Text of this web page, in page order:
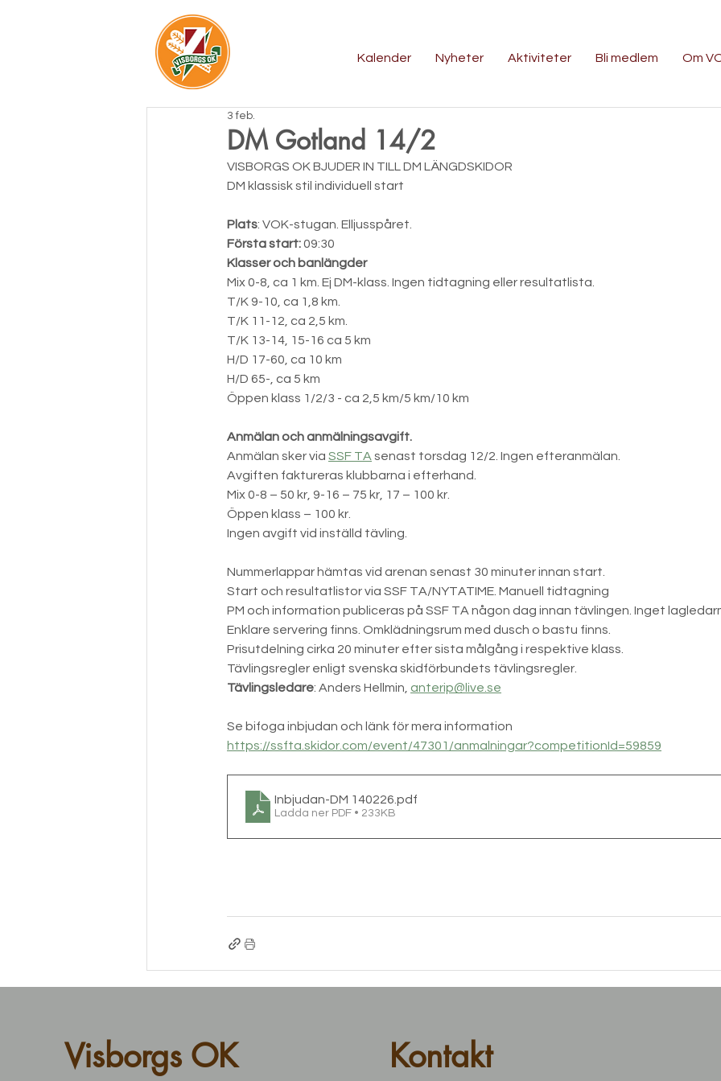
Kalender Nyheter Aktiviteter Bli medlem Om
DM Gotland 14/2
3 feb.
VISBORGS OK BJUDER IN TILL DM LÄNGDSKIDOR
DM klassisk stil individuell start
Plats: VOK-stugan. Elljusspåret.
Första start: 09:30
Klasser och banlängder
Mix 0-8, ca 1 km. Ej DM-klass. Ingen tidtagning eller resultatlista.
T/K 9-10, ca 1,8 km.
T/K 11-12, ca 2,5 km.
T/K 13-14, 15-16 ca 5 km
H/D 17-60, ca 10 km
H/D 65-, ca 5 km
Öppen klass 1/2/3 - ca 2,5 km/5 km/10 km
Anmälan och anmälningsavgift.
Anmälan sker via SSF TA senast torsdag 12/2. Ingen efteranmälan.
Avgiften faktureras klubbarna i efterhand.
Mix 0-8 – 50 kr, 9-16 – 75 kr, 17 – 100 kr.
Öppen klass – 100 kr.
Ingen avgift vid inställd tävling.
Nummerlappar hämtas vid arenan senast 30 minuter innan start.
Start och resultatlistor via SSF TA/NYTATIME. Manuell tidtagning
PM och information publiceras på SSF TA någon dag innan tävlingen. Inget
Enklare servering finns. Omklädningsrum med dusch o bastu finns.
Prisutdelning cirka 20 minuter efter sista målgång i respektive klass.
Tävlingsregler enligt svenska skidförbundets tävlingsregler.
Tävlingsledare: Anders Hellmin, anterip@live.se
Se bifoga inbjudan och länk för mera information
https://ssfta.skidor.com/event/47301/anmalningar?competitionId=59859
Inbjudan-DM 140226.pdf
Ladda ner PDF • 233KB
Visborgs OK Kontakt